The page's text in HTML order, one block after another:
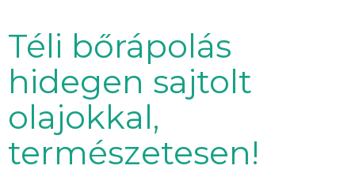
Téli bőrápolás
hidegen sajtolt
olajokkal,
természetesen!